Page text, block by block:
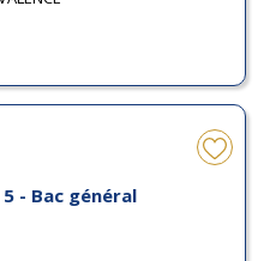
- Bac général